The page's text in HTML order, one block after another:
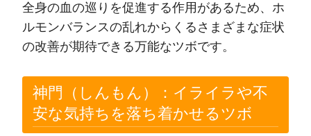
全身の血の巡りを促進する作用があるため、ホ
ルモンバランスの乱れからくるさまざまな症状
の改善が期待できる万能なツボです。
神門（しんもん）：イライラや不
安な気持ちを落ち着かせるツボ